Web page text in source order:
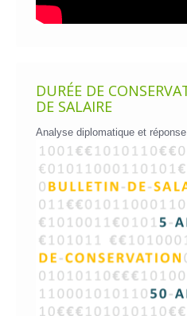
DURÉE DE
DE SALAIRE
Analyse diplomatique et